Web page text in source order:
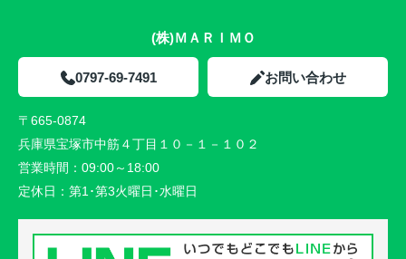
(株)ＭＡＲＩＭＯ
0797-69-7491 お問い合わせ
〒665-0874
兵庫県宝塚市中筋４丁目１０－１－１０２
営業時間： 09:00～18:00
定休日： 第1･第3火曜日･水曜日